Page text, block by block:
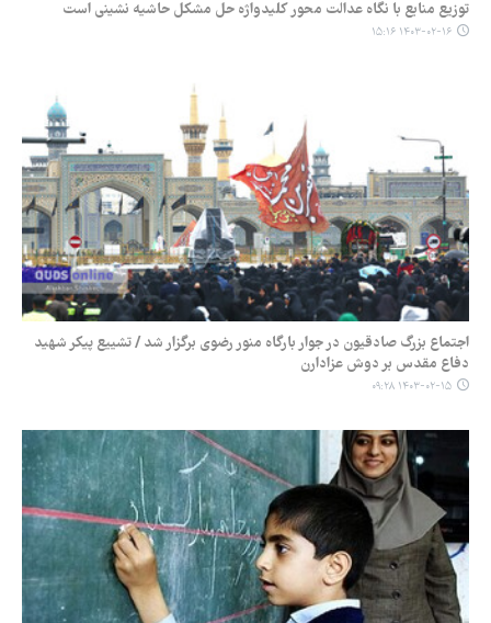
توزیع منابع با نگاه عدالت محور کلیدواژه حل مشکل حاشیه نشینی است
۱۴۰۳-۰۲-۱۶ ۱۵:۱۶
اجتماع بزرگ صادقیون در جوار بارگاه منور رضوی برگزار شد / تشییع پیکر شهید
دفاع مقدس بر دوش عزادارن
۱۴۰۳-۰۲-۱۵ ۰۹:۲۸